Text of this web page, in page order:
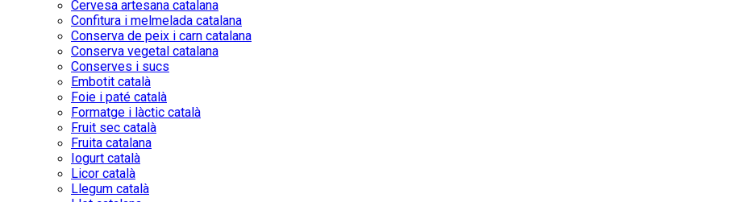
Cervesa artesana catalana
Confitura i melmelada catalana
Conserva de peix i carn catalana
Conserva vegetal catalana
Conserves i sucs
Embotit català
Foie i paté català
Formatge i làctic català
Fruit sec català
Fruita catalana
Iogurt català
Licor català
Llegum català